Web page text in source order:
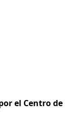
el Centro de